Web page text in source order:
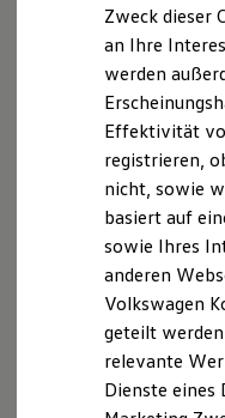
Laden
Laden
Laden
Batterie
Sicherheit
Garantie
Kosten und
E-Auto-
Software und
Die ID.
ID.
Digitale
Servicetermin
Zweck dieser
an Ihre
werden
Effektivität
registrieren,
nicht, sowie
basiert auf
sowie Ihres
anderen
Volkswagen
geteilt
relevante
Dienste eines